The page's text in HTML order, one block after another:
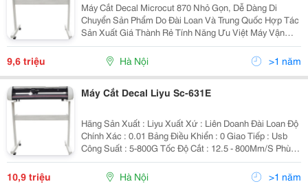
Máy Cắt Decal Microcut 870 Nhỏ Gọn, Dễ Dàng Di
Chuyển Sản Phẩm Do Đài Loan Và Trung Quốc Hợp Tác
Sản Xuất Giá Thành Rẻ Tính Năng Ưu Việt Máy Vận
Hành Êm Ít Tiếng Ồn Là Sự Lựa Chọn Tốt Cho Các
Doanh Nghiệp Quảng Cáo Vừa Và Nhỏ Tính Năng Kỹ
Thuật Phù H
9,6 triệu Hà Nội >1 năm
Máy Cắt Decal Liyu Sc-631E
Hãng Sản Xuất : Liyu Xuất Xứ : Liên Doanh Đài Loan Độ
Chính Xác : 0.01 Bảng Điều Khiển : 0 Giao Tiếp : Usb
Công Suất : 5-800G Tốc Độ Cắt : 12.5 - 800Mm/S Phù
Hợp Với Khổ Giấy, Decal Rộng 710Mm Độ Cắt Rộng
Nhất 630Mm Bàn Phím 7 Phím Silicon Êm Ái, 12M
10,9 triệu Hà Nội >1 năm